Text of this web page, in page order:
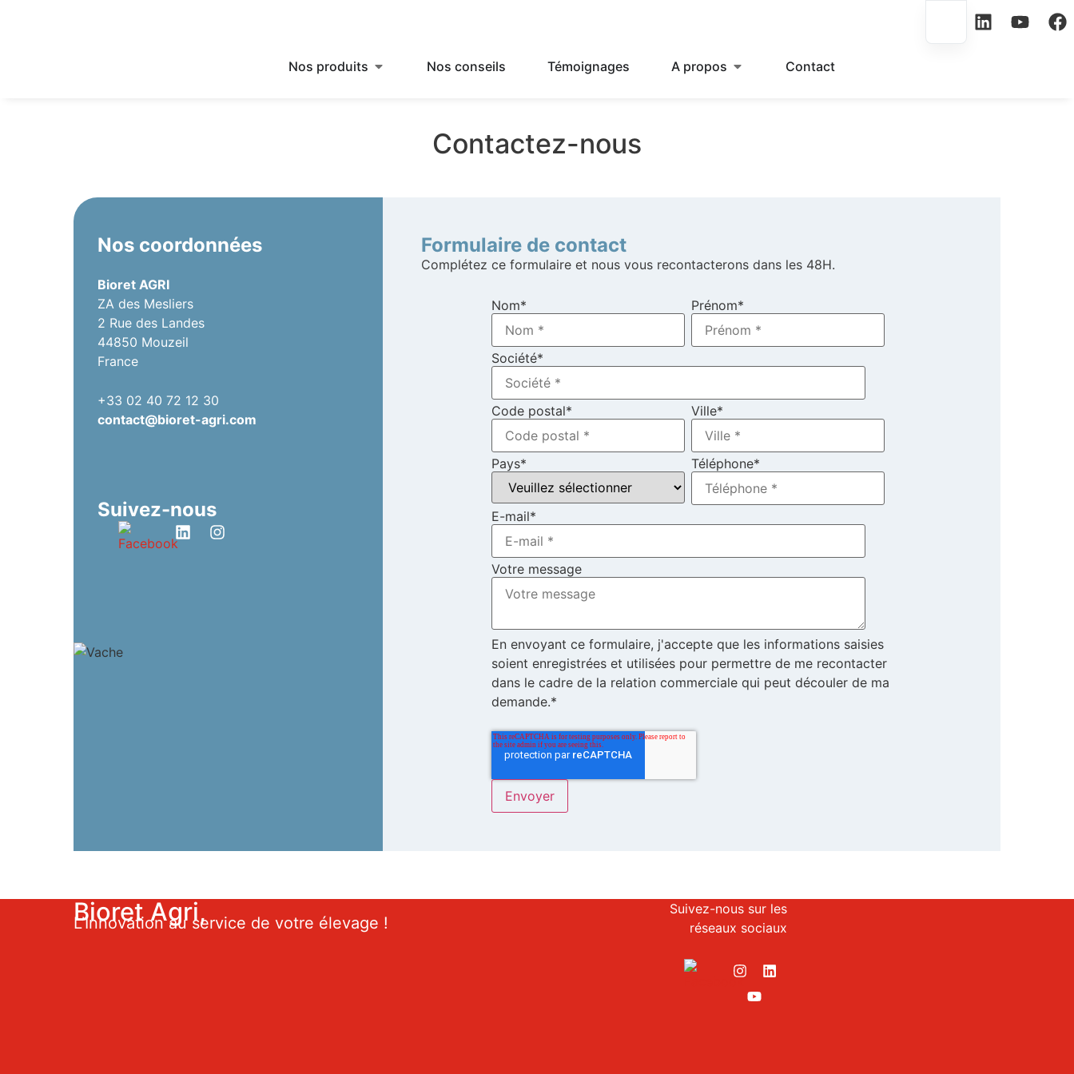
Nos produits Nos conseils Témoignages A propos Contact
Contactez-nous
Nos coordonnées
Bioret AGRI
ZA des Mesliers
2 Rue des Landes
44850 Mouzeil
France
+33 02 40 72 12 30
contact@bioret-agri.com
Suivez-nous
Formulaire de contact
Complétez ce formulaire et nous vous recontacterons dans les 48H.
Nom* Prénom*
Société*
Code postal* Ville*
Pays* Téléphone*
E-mail*
Votre message
En envoyant ce formulaire, j'accepte que les informations saisies
soient enregistrées et utilisées pour permettre de me recontacter
dans le cadre de la relation commerciale qui peut découler de ma
demande.*
Bioret Agri,
L’Innovation au service de votre élevage !
Suivez-nous sur les
réseaux sociaux